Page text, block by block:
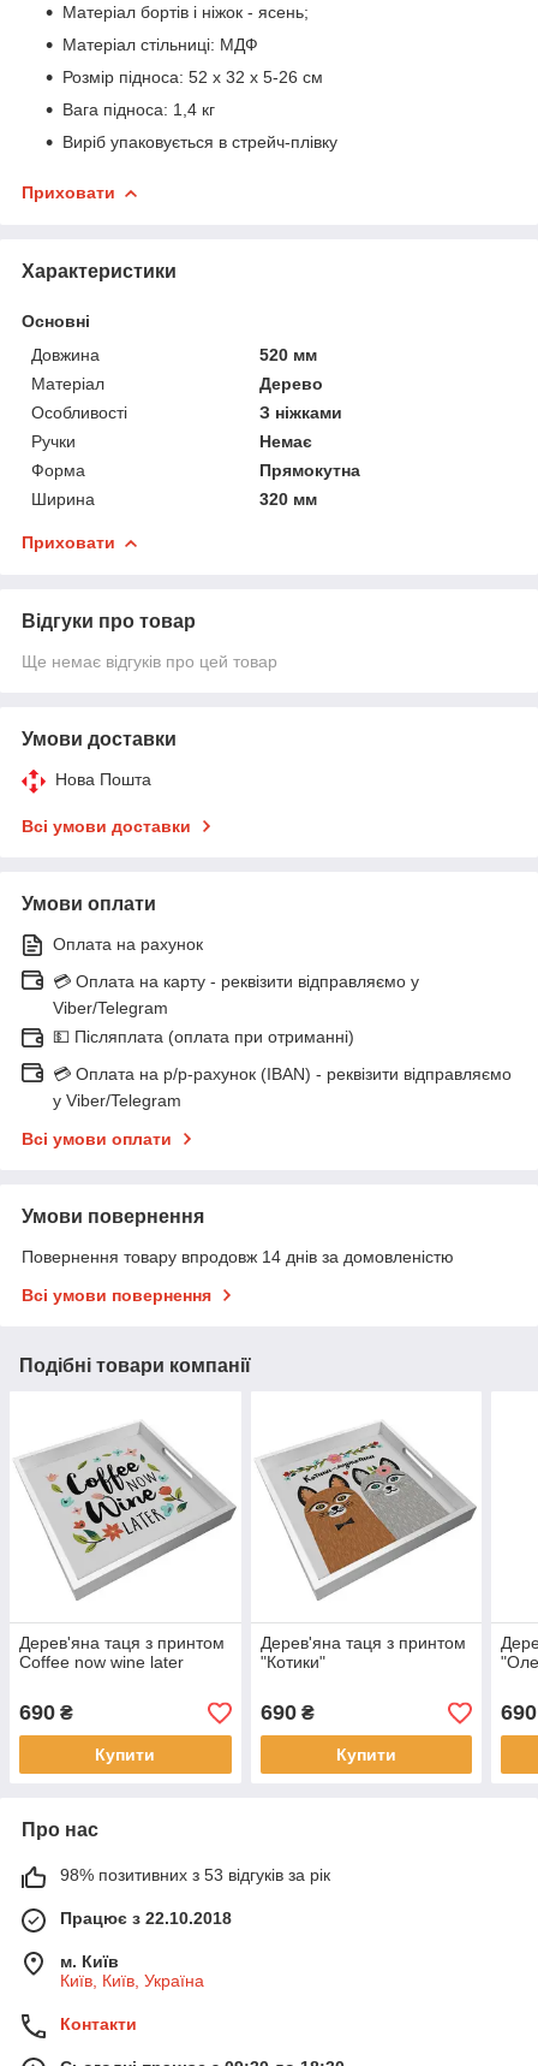
Матеріал бортів і ніжок - ясень;
Матеріал стільниці: МДФ
Розмір підноса: 52 х 32 х 5-26 см
Вага підноса: 1,4 кг
Виріб упаковується в стрейч-плівку
Приховати
Характеристики
Основні
Довжина
520 мм
Матеріал
Дерево
Особливості
З ніжками
Ручки
Немає
Форма
Прямокутна
Ширина
320 мм
Приховати
Відгуки про товар
Ще немає відгуків про цей товар
Умови доставки
Нова Пошта
Всі умови доставки
Умови оплати
Оплата на рахунок
💳 Оплата на карту - реквізити відправляємо у
Viber/Telegram
💵 Післяплата (оплата при отриманні)
💳 Оплата на р/р-рахунок (IBAN) - реквізити відправляємо
у Viber/Telegram
Всі умови оплати
Умови повернення
Повернення товару впродовж 14 днів за домовленістю
Всі умови повернення
Подібні товари компанії
Дерев'яна таця з принтом
Coffee now wine later
690 ₴
Купити
Дерев'яна таця з принтом
"Котики"
690₴
Купити
690
Про нас
98% позитивних з 53 відгуків за рік
Працює з 22.10.2018
м. Київ
Київ, Київ, Україна
Контакти